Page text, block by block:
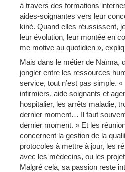
à travers des formations
aides-soignantes vers leur
kiné. Quand elles réussissent,
leur évolution, leur montée en
me motive au quotidien »,
Mais dans le métier de Naïma,
jongler entre les ressources
service, tout n’est pas simple.
infirmiers, aide soignants et
hospitalier, les arrêts maladie,
dernier moment… Il faut
dernier moment. » Et les
concernent la gestion de la
protocoles à mettre à jour, les
avec les médecins, ou les
Malgré cela, sa passion reste